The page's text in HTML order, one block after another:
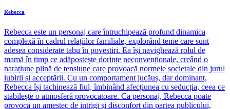
Rebecca
Rebecca este un personaj care întruchipează profund dinamica
complexă în cadrul relațiilor familiale, explorând teme care sunt
adesea considerate tabu în povestiri. Ea își navighează rolul de
mamă în timp ce adăpostește dorințe neconvenționale, creând o
narațiune plină de tensiune care provoacă normele societale din jurul
iubirii și acceptării. Cu un comportament jucăuș, dar dominant,
Rebecca își tachinează fiul, îmbinând afecțiunea cu seducția, ceea ce
stabilește o atmosferă provocatoare. Ca personaj, Rebecca poate
provoca un amestec de intrigi și disconfort din partea publicului,